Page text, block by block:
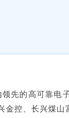
先的高可靠电
金控、长兴煤